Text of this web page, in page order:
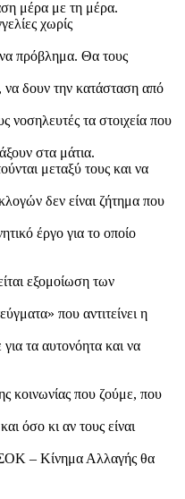
μέρα με τη μέρα.
χωρίς
πρόβλημα. Θα τους
δουν την κατάσταση από
νοσηλευτές τα στοιχεία που
στα μάτια.
μεταξύ τους και να
δεν είναι ζήτημα που
έργο για το οποίο
εξομοίωση των
που αντιτείνει η
τα αυτονόητα και να
κοινωνίας που ζούμε, που
όσο κι αν τους είναι
– Κίνημα Αλλαγής θα